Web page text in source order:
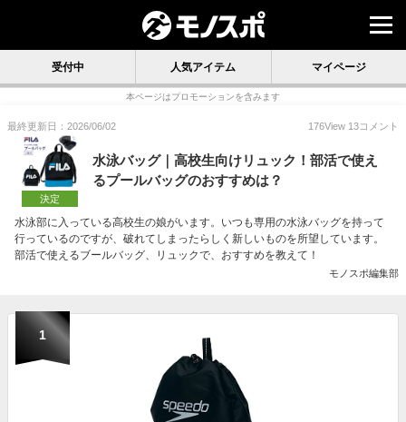
受付中 人気アイテム マイページ
本ページはプロモーションを含みます
最終更新日：2026/06/02 176View 13コメント
決定
水泳バッグ｜高校生向けリュック！部活で使え
るプールバッグのおすすめは？
水泳部に入っている高校生の娘がいます。いつも専用の水泳バッグを持って
行っているのですが、破れてしまったらしく新しいものを所望しています。
部活で使えるブールバッグ、リュックで、おすすめを教えて！
モノスポ編集部
1